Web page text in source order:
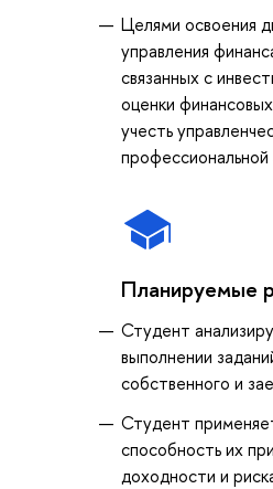
Целями освоения
управления
связанных с
оценки
учесть
Планируемые
Студент
выполнении
собственного и
Студент
способность их
доходности и